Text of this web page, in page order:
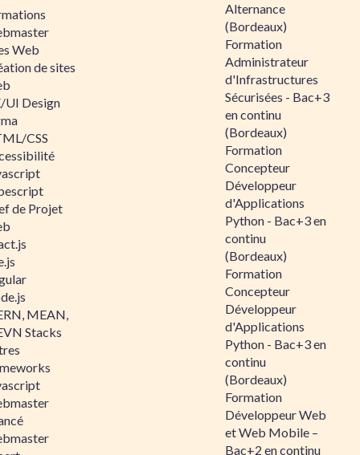
Web
de sites
UI Design
CSS
de Projet
MEAN,
Stacks
Alternance
(Bordeaux)
Formation
Administrateur
d'Infrastructures
Sécurisées - Bac+3
en continu
(Bordeaux)
Formation
Concepteur
Développeur
d'Applications
Python - Bac+3 en
continu
(Bordeaux)
Formation
Concepteur
Développeur
d'Applications
Python - Bac+3 en
continu
(Bordeaux)
Formation
Développeur Web
et Web Mobile –
Bac+2 en continu